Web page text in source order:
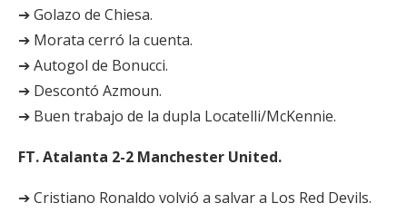
➔ Golazo de Chiesa.
➔ Morata cerró la cuenta.
➔ Autogol de Bonucci.
➔ Descontó Azmoun.
➔ Buen trabajo de la dupla Locatelli/McKennie.
FT. Atalanta 2-2 Manchester United.
➔ Cristiano Ronaldo volvió a salvar a Los Red Devils.